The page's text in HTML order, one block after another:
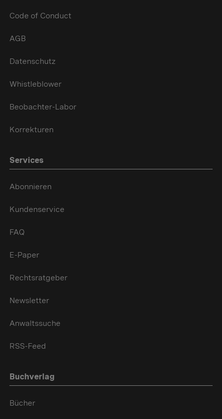
Code of Conduct
AGB
Datenschutz
Whistleblower
Beobachter-Labor
Korrekturen
Services
Abonnieren
Kundenservice
FAQ
E-Paper
Rechtsratgeber
Newsletter
Anwaltssuche
RSS-Feed
Buchverlag
Bücher